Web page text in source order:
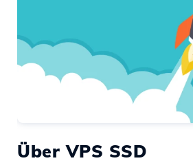
Über VPS SSD